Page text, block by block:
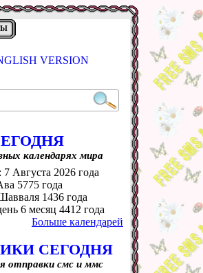
VERSION
календарях мира
: 7 Августа 2026 года
5775 года
1436 года
6 месяц 4412 года
Больше календарей
СЕГОДНЯ
отправки смс и ммс